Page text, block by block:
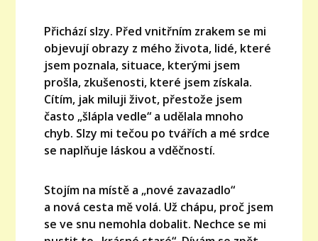
Přichází slzy. Před vnitřním zrakem se mi
objevují obrazy z mého života, lidé, které
jsem poznala, situace, kterými jsem
prošla, zkušenosti, které jsem získala.
Cítím, jak miluji život, přestože jsem
často „šlápla vedle“ a udělala mnoho
chyb. Slzy mi tečou po tvářích a mé srdce
se naplňuje láskou a vděčností.
Stojím na místě a „nové zavazadlo“
a nová cesta mě volá. Už chápu, proč jsem
se ve snu nemohla dobalit. Nechce se mi